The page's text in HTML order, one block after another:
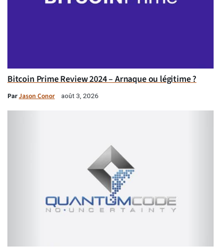
Bitcoin Prime Review 2024 – Arnaque ou légitime ?
ParJason Conor août 3, 2026